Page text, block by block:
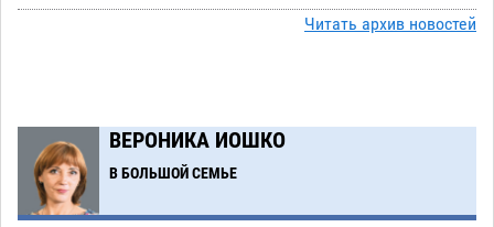
на новой серебряной монете Банка России
в музее Пушкина в Москве
06.08 198
13:50
Мэрия Астрахани переводит городские
зеленые зоны на автоматический полив
Читать архив новостей
ВЕРОНИКА ИОШКО
В БОЛЬШОЙ СЕМЬЕ